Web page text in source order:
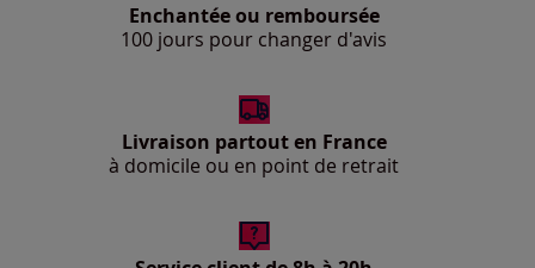
Enchantée ou remboursée
100 jours pour changer d'avis
Livraison partout en France
à domicile ou en point de retrait